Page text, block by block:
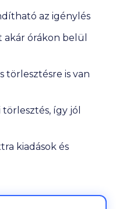
az igénylés
akár órákon belül
törlesztésre is van
így jól
kiadások és